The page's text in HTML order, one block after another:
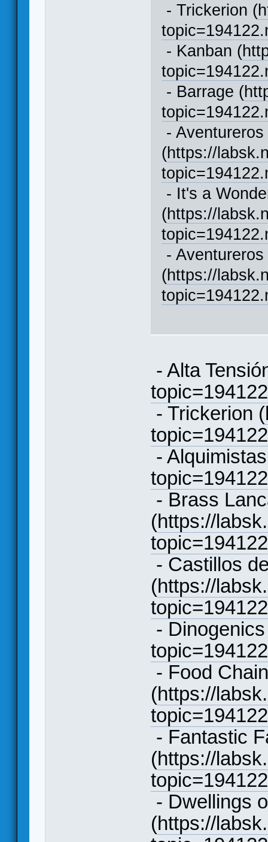
- Trickerion (
- Kanban (
- Barrage (
-
(https://
- It's a
(https://
-
(https://
- Alta
- Trickerion (
-
- Brass
(https://
- Castillos
(https://
-
- Food
(https://
- Fantastic
(https://
- Dwellings
(https://